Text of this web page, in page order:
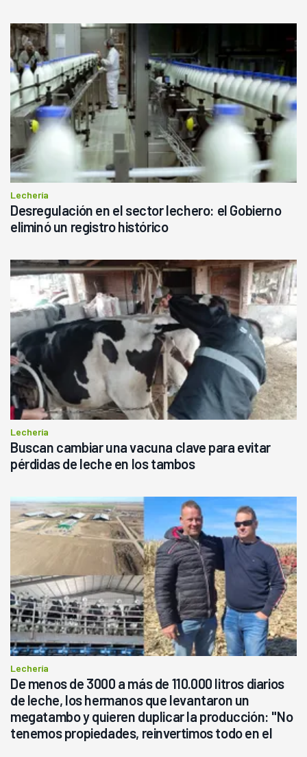
Lechería
Desregulación en el sector lechero: el Gobierno
eliminó un registro histórico
Lechería
Buscan cambiar una vacuna clave para evitar
pérdidas de leche en los tambos
Lechería
De menos de 3000 a más de 110.000 litros diarios
de leche, los hermanos que levantaron un
megatambo y quieren duplicar la producción: "No
tenemos propiedades, reinvertimos todo en el